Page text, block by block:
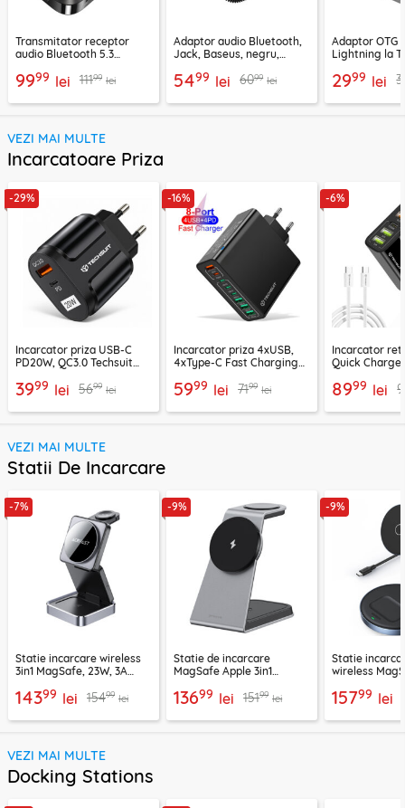
Transmitator receptor
audio Bluetooth 5.3
9999 lei 11199 lei
Adaptor audio Bluetooth,
Jack, Baseus, negru,
5499 lei 6099 lei
Adaptor OTG
Lightning la
2999 lei
VEZI MAI MULTE
Incarcatoare Priza
-29%
Incarcator priza USB-C
PD20W, QC3.0 Techsuit
CHPD038
3999 lei 5699 lei
-16%
Incarcator priza 4xUSB,
4xType-C Fast Charging
negru, CHPD224
5999 lei 7199 lei
-6%
Incarcator
Quick Charge
CHC2
8999 lei
VEZI MAI MULTE
Statii De Incarcare
-7%
Statie incarcare wireless
3in1 MagSafe, 23W, 3A
14399 lei 15499 lei
-9%
Statie de incarcare
MagSafe Apple 3in1
WSOP15020003
13699 lei 15199 lei
-9%
Statie
wireless
15799 lei
VEZI MAI MULTE
Docking Stations